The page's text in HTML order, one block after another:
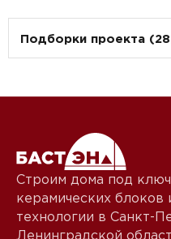
Подборки проекта
Строим дома под ключ
керамических блоков
технологии в Санкт-
Ленинградской